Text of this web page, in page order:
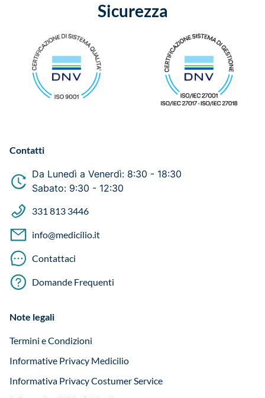
Sicurezza
Contatti
Da Lunedì a Venerdì: 8:30 - 18:30
Sabato: 9:30 - 12:30
331 813 3446
info@medicilio.it
Contattaci
Domande Frequenti
Note legali
Termini e Condizioni
Informative Privacy Medicilio
Informativa Privacy Costumer Service